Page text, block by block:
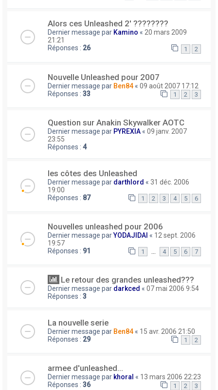
Alors ces Unleashed 2' ????????
Dernier message par Kamino « 20 mars 2009
21:21
Réponses : 26 1 2
Nouvelle Unleashed pour 2007
Dernier message par Ben84 « 09 août 2007 17:12
Réponses : 33 1 2 3
Question sur Anakin Skywalker AOTC
Dernier message par PYREXIA « 09 janv. 2007
23:55
Réponses : 4
les côtes des Unleashed
Dernier message par darthlord « 31 déc. 2006
19:00
Réponses : 87 1 2 3 4 5 6
Nouvelles unleashed pour 2006
Dernier message parYODAJIDAI « 12 sept. 2006
19:57
Réponses : 91 1 … 4 5 6 7
Le retour des grandes unleashed???
Dernier message par darkced « 07 mai 2006 9:54
Réponses : 3
La nouvelle serie
Dernier message par Ben84 « 15 avr. 2006 21:50
Réponses : 29 1 2
armee d'unleashed...
Dernier message par khoral « 13 mars 2006 22:23
Réponses : 36 1 2 3